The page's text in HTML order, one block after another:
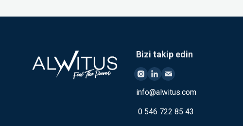
Bizi takip edin
info@alwitus.com
0 546 722 85 43